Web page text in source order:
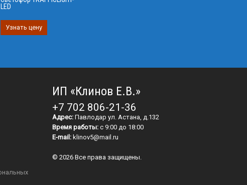
LED
Узнать цену
ИП «Клинов Е.В.»
+7 702 806-21-36
Адрес:Павлодар ул. Астана, д.132
Время работы:с 9:00 до 18:00
E-mail:klinov5@mail.ru
© 2026 Все права защищены.